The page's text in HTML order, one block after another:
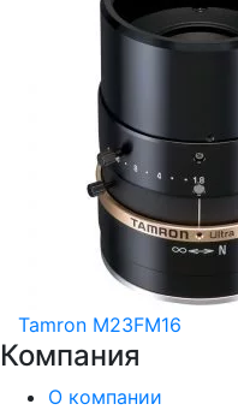
Tamron M23FM16
Компания
О компании